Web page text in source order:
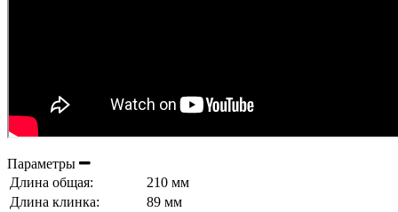
Параметры
Длина общая:
210 мм
Длина клинка:
89 мм